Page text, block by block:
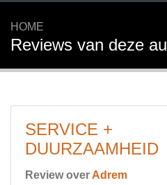
HOME
Reviews van deze
SERVICE +
DUURZAAMHEID
Review over Adrem